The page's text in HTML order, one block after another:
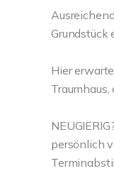
Grundstück
Hier
persönlich